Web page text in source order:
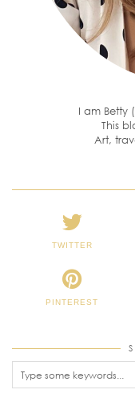
I am Betty
This
Art,
TWITTER
PINTEREST